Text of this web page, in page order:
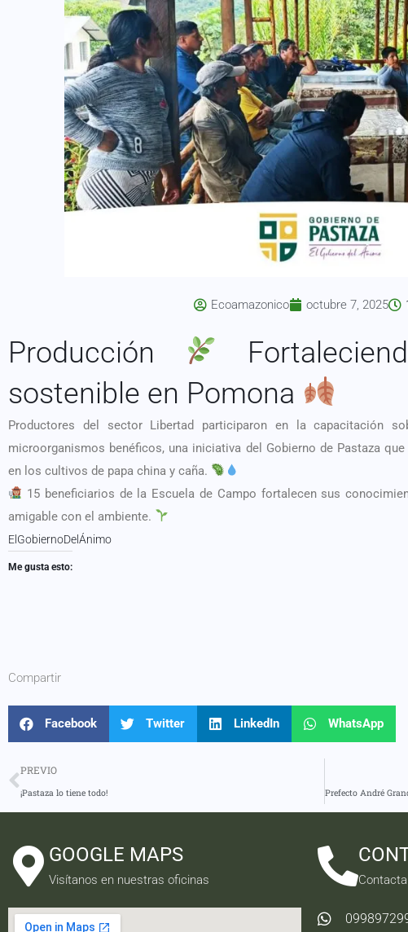
Ecoamazonico octubre 7, 2025
Producción
sostenible en Pomona
Productores del sector Libertad participaron en la capacitación
microorganismos benéficos, una iniciativa del Gobierno de Pastaza
en los cultivos de papa china y caña.
15 beneficiarios de la Escuela de Campo fortalecen sus
amigable con el ambiente.
ElGobiernoDelÁnimo
Me gusta esto:
Compartir
Facebook Twitter LinkedIn WhatsApp
PREVIO
¡Pastaza lo tiene todo!
GOOGLE MAPS
Visítanos en nuestras oficinas